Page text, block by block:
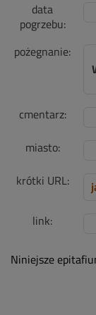
data
pogrzebu:
pożegnanie:
cmentarz:
miasto:
krótki URL:
link:
Niniejsze